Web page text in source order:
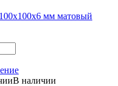
мм матовый
В наличии